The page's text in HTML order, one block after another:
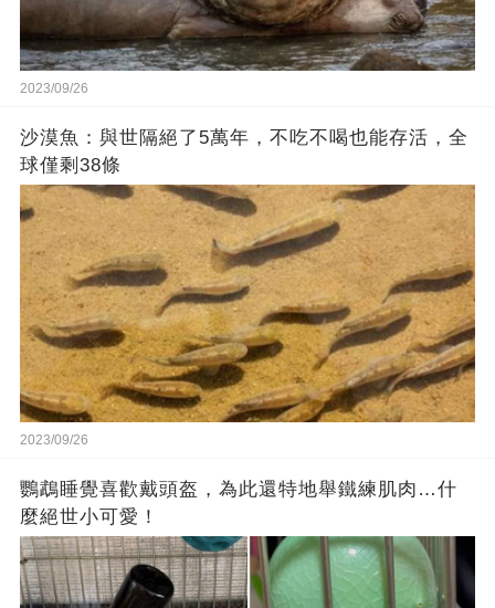
2023/09/26
沙漠魚：與世隔絕了5萬年，不吃不喝也能存活，全
球僅剩38條
2023/09/26
鸚鵡睡覺喜歡戴頭盔，為此還特地舉鐵練肌肉…什
麼絕世小可愛！